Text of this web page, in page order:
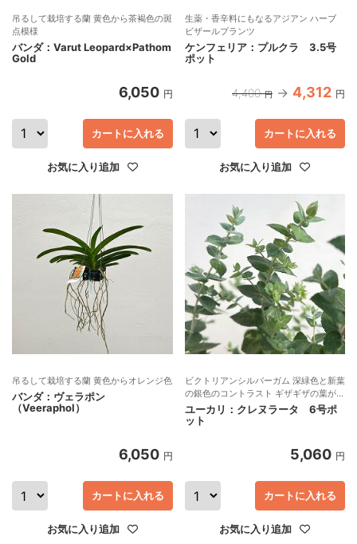
吊るして栽培する蘭 黄色から茶褐色の斑
点模様
バンダ：Varut Leopard×Pathom
Gold
6,050 円
カートに入れる
お気に入り追加
生薬・香辛料にもなるアジアン ハーブ
ビザールプランツ
ケンフェリア：プルクラ 3.5号
ポット
4,400 円 4,312 円
カートに入れる
お気に入り追加
吊るして栽培する蘭 黄色からオレンジ色
バンダ：ヴェラポン
（Veeraphol）
6,050 円
カートに入れる
お気に入り追加
ビクトリアンシルバーガム 深緑色と新葉
の銀色のコントラスト ギザギザの葉が可
愛い 切り枝、ユーカリハニーにも
ユーカリ：クレヌラータ 6号ポ
ット
5,060 円
カートに入れる
お気に入り追加